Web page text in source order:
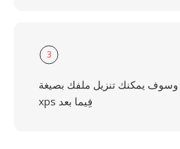
3
وسوف يمكنك تنزيل ملفك بصيغة
xps فِيما بعد